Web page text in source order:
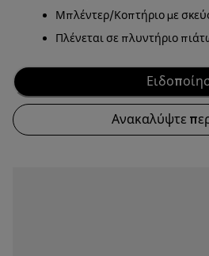
Μπλέντερ/Κοπτήριο με
Πλένεται σε πλυντήριο
Ανακαλύψτε